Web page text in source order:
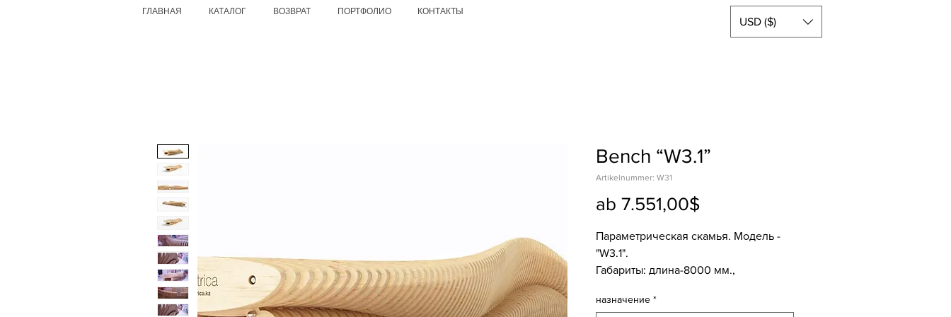
ГЛАВНАЯ КАТАЛОГ ВОЗВРАТ ПОРТФОЛИО КОНТАКТЫ
USD ($)
Bench “W3.1”
Artikelnummer: W31
ab 7.551,00$Sale-
Параметрическая скамья. Модель -
"W3.1".
Габариты: длина-8000 мм.,
Вес нетто- 664кг, брутто- 728кг.
назначение *